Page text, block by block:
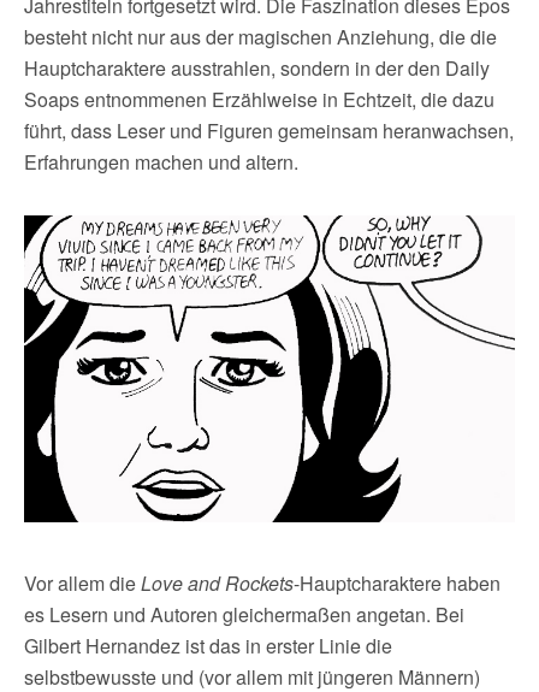
besteht nicht nur aus der magischen Anziehung, die die
Hauptcharaktere ausstrahlen, sondern in der den Daily
Soaps entnommenen Erzählweise in Echtzeit, die dazu
führt, dass Leser und Figuren gemeinsam heranwachsen,
Erfahrungen machen und altern.
Vor allem dieLove and Rockets-Hauptcharaktere haben
es Lesern und Autoren gleichermaßen angetan. Bei
Gilbert Hernandez ist das in erster Linie die
selbstbewusste und (vor allem mit jüngeren Männern)